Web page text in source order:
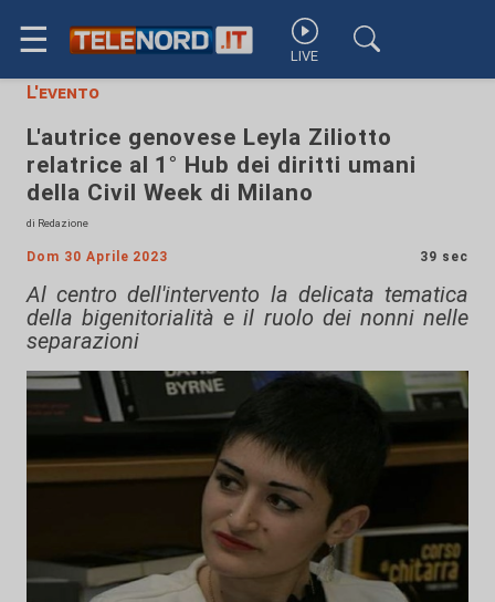
☰ LIVE
L'evento
L'autrice genovese Leyla Ziliotto
relatrice al 1° Hub dei diritti umani
della Civil Week di Milano
di Redazione
Dom 30 Aprile 2023 39 sec
Al centro dell'intervento la delicata tematica
della bigenitorialità e il ruolo dei nonni nelle
separazioni